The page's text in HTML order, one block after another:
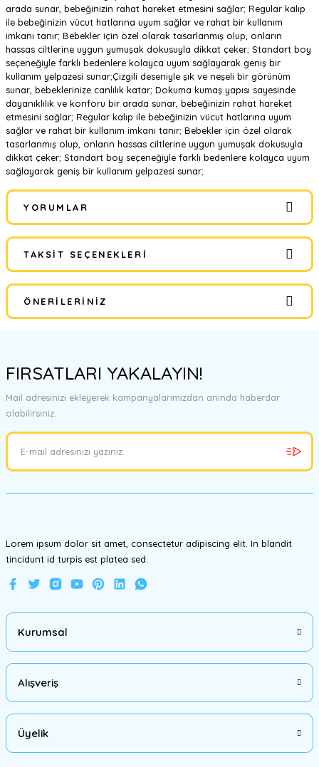
arada sunar, bebeğinizin rahat hareket etmesini sağlar; Regular kalıp
ile bebeğinizin vücut hatlarına uyum sağlar ve rahat bir kullanım
imkanı tanır; Bebekler için özel olarak tasarlanmış olup, onların
hassas ciltlerine uygun yumuşak dokusuyla dikkat çeker; Standart boy
seçeneğiyle farklı bedenlere kolayca uyum sağlayarak geniş bir
kullanım yelpazesi sunar;Çizgili deseniyle şık ve neşeli bir görünüm
sunar, bebeklerinize canlılık katar; Dokuma kumaş yapısı sayesinde
dayanıklılık ve konforu bir arada sunar, bebeğinizin rahat hareket
etmesini sağlar; Regular kalıp ile bebeğinizin vücut hatlarına uyum
sağlar ve rahat bir kullanım imkanı tanır; Bebekler için özel olarak
tasarlanmış olup, onların hassas ciltlerine uygun yumuşak dokusuyla
dikkat çeker; Standart boy seçeneğiyle farklı bedenlere kolayca uyum
sağlayarak geniş bir kullanım yelpazesi sunar;
YORUMLAR
Bu ürüne ilk yorumu siz yapın!
Yorum Yaz
TAKSIT SEÇENEKLERI
ÖNERILERINIZ
tarafımıza iletebilirsiniz.
Görüş ve önerileriniz için teşekkür ederiz.
Ürün resmi kalitesiz, bozuk veya görüntülenemiyor.
Ürün bilgilerinde hatalar bulunuyor.
FIRSATLARI YAKALAYIN!
Mail adresinizi ekleyerek kampanyalarımızdan anında haberdar
olabilirsiniz.
Lorem ipsum dolor sit amet, consectetur adipiscing elit. In blandit
tincidunt id turpis est platea sed.
Kurumsal
Alışveriş
Üyelik